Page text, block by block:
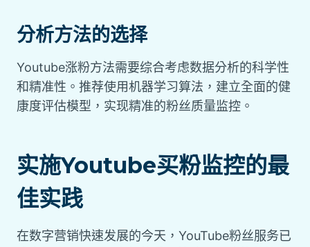
分析方法的选择
Youtube涨粉方法需要综合考虑数据分析的科学性
和精准性。推荐使用机器学习算法，建立全面的健
康度评估模型，实现精准的粉丝质量监控。
实施Youtube买粉监控的最
佳实践
在数字营销快速发展的今天，YouTube粉丝服务已